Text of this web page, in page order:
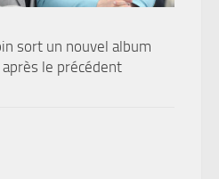
sort un nouvel album
le précédent